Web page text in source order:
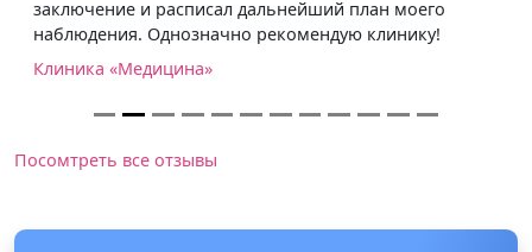
заключение и расписал дальнейший план моего
наблюдения. Однозначно рекомендую клинику!
Клиника «Медицина»
Посомтреть все отзывы